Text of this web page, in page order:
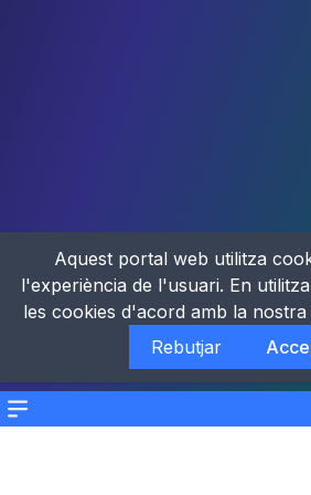
Menu
Aquest portal web utilitza
l'experiència de l'usuari. En
les cookies d'acord amb la nostra
Rebutjar